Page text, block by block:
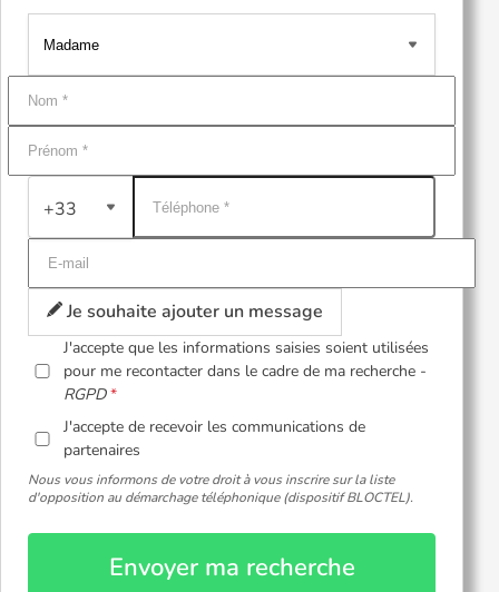
+33
Je souhaite ajouter un message
J'accepte que les informations saisies soient utilisées
pour me recontacter dans le cadre de ma recherche -
RGPD
J'accepte de recevoir les communications de
partenaires
Nous vous informons de votre droit à vous inscrire sur la liste
d'opposition au démarchage téléphonique (dispositif BLOCTEL).
Envoyer ma recherche